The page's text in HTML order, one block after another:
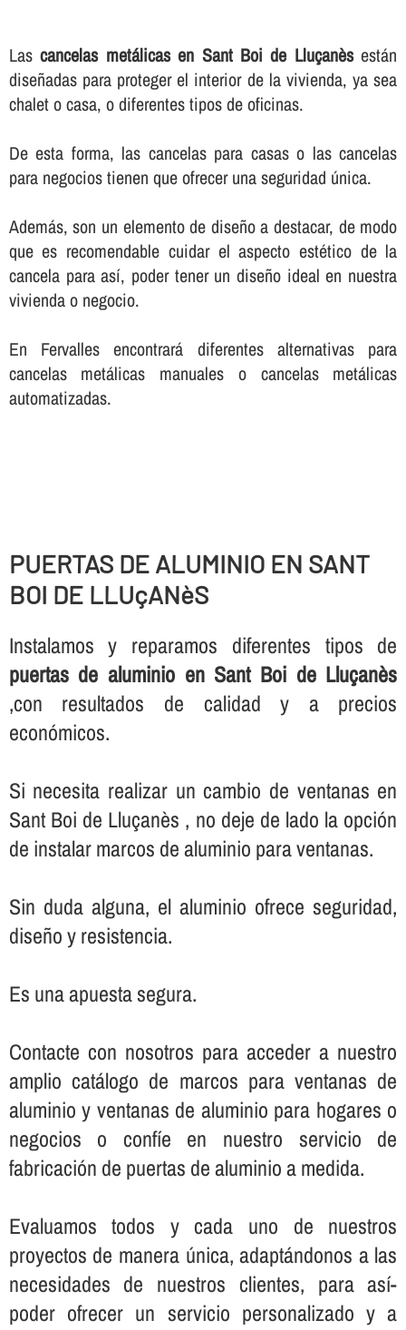
Lascancelas metálicas en Sant Boi de Lluçanèsestán
diseñadas para proteger el interior de la vivienda, ya sea
chalet o casa, o diferentes tipos de oficinas.
De esta forma, las cancelas para casas o las cancelas
para negocios tienen que ofrecer una seguridad única.
Además, son un elemento de diseño a destacar, de modo
que es recomendable cuidar el aspecto estético de la
cancela para así­, poder tener un diseño ideal en nuestra
vivienda o negocio.
En Fervalles encontrará diferentes alternativas para
cancelas metálicas manuales o cancelas metálicas
automatizadas.
PUERTAS DE ALUMINIO EN SANT
BOI DE LLUçANèS
Instalamos y reparamos diferentes tipos de
puertas de aluminio en Sant Boi de Lluçanès
,con resultados de calidad y a precios
económicos.
Si necesita realizar un cambio de ventanas en
Sant Boi de Lluçanès , no deje de lado la opción
de instalar marcos de aluminio para ventanas.
Sin duda alguna, el aluminio ofrece seguridad,
diseño y resistencia.
Es una apuesta segura.
Contacte con nosotros para acceder a nuestro
amplio catálogo de marcos para ventanas de
aluminio y ventanas de aluminio para hogares o
negocios o confí­e en nuestro servicio de
fabricación de puertas de aluminio a medida.
Evaluamos todos y cada uno de nuestros
proyectos de manera única, adaptándonos a las
necesidades de nuestros clientes, para así­
poder ofrecer un servicio personalizado y a